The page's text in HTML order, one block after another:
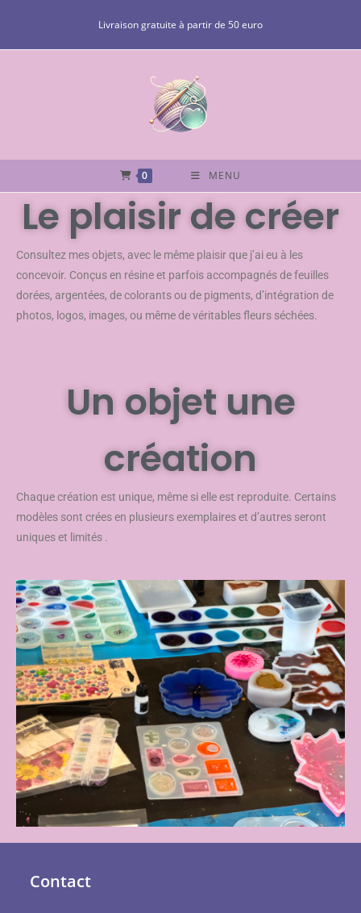
Livraison gratuite à partir de 50 euro
0 MENU
Le plaisir de créer
Consultez mes objets, avec le même plaisir que j’ai eu à les
concevoir. Conçus en résine et parfois accompagnés de feuilles
dorées, argentées, de colorants ou de pigments, d’intégration de
photos, logos, images, ou même de véritables fleurs séchées.
Un objet une
création
Chaque création est unique, même si elle est reproduite. Certains
modèles sont crées en plusieurs exemplaires et d’autres seront
uniques et limités .
Contact